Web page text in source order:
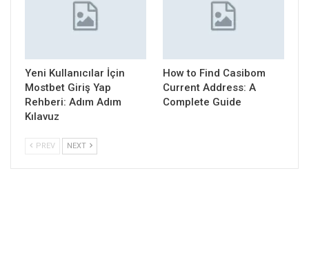
Yeni Kullanıcılar İçin
Mostbet Giriş Yap
Rehberi: Adım Adım
Kılavuz
How to Find Casibom
Current Address: A
Complete Guide
PREV NEXT